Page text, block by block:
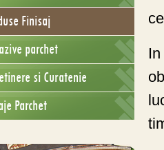
Finisaj
parchet
si Curatenie
Parchet